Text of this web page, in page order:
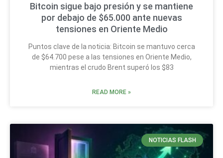
Bitcoin sigue bajo presión y se mantiene
por debajo de $65.000 ante nuevas
tensiones en Oriente Medio
Puntos clave de la noticia: Bitcoin se mantuvo cerca
de $64.700 pese a las tensiones en Oriente Medio,
mientras el crudo Brent superó los $83
READ MORE »
NOTICIAS FLASH